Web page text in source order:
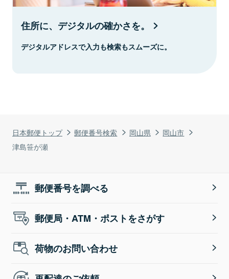
日本郵便トップ 郵便番号検索 岡山県
岡山市
津島笹が瀬
住所に、デジタルの確かさを。
デジタルアドレスで入力も検索もスムーズに。
郵便番号を調べる
郵便局・ATM・ポストをさがす
荷物のお問い合わせ